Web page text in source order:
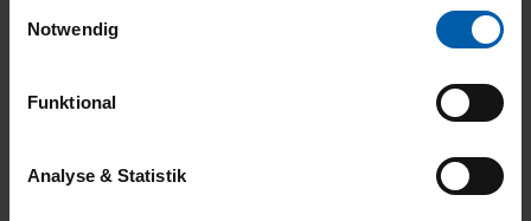
grundlegende Funktionen wie etwa zur Auswahl und
gewährleisten.
Für die Darstellung personalisierter Angebote, Anzeigen
und Inhalte aufgrund Ihres Nutzerverhaltens und Ihres
Notwendig
Funktional
Analyse & Statistik
29.07.2026